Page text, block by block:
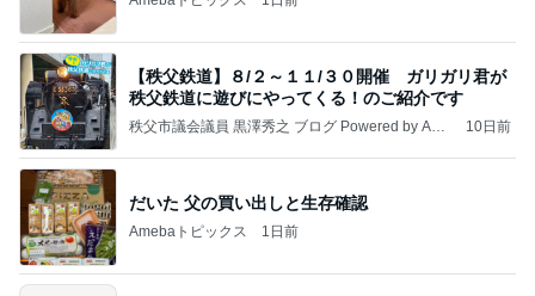
【秩父鉄道】８/２～１１/３０開催 ガリガリ君が
秩父鉄道に遊びにやってくる！のご紹介です
秩父市議会議員 黒澤秀之 ブログ Powered by Ame
10日前
だいた 父の買い出しと生存確認
Amebaトピックス 1日前